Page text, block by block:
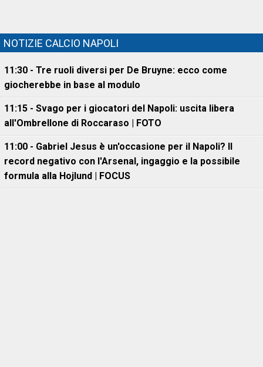
NOTIZIE CALCIO NAPOLI
11:30 - Tre ruoli diversi per De Bruyne: ecco come
giocherebbe in base al modulo
11:15 - Svago per i giocatori del Napoli: uscita libera
all'Ombrellone di Roccaraso | FOTO
11:00 - Gabriel Jesus è un'occasione per il Napoli? Il
record negativo con l'Arsenal, ingaggio e la possibile
formula alla Hojlund | FOCUS